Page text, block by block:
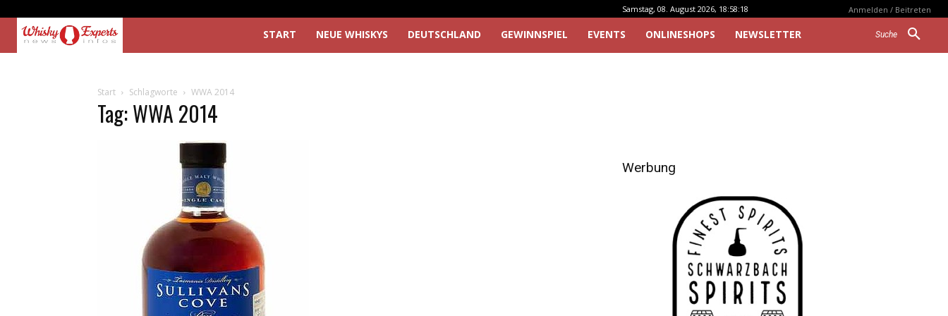
Samstag, 08. August 2026, 18:58:18 Anmelden / Beitreten
Suche
START NEUE WHISKYS DEUTSCHLAND GEWINNSPIEL EVENTS ONLINESHOPS NEWSLETTER
Start Schlagworte WWA 2014
Tag: WWA 2014
Werbung